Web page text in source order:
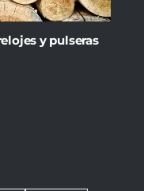
y pulseras